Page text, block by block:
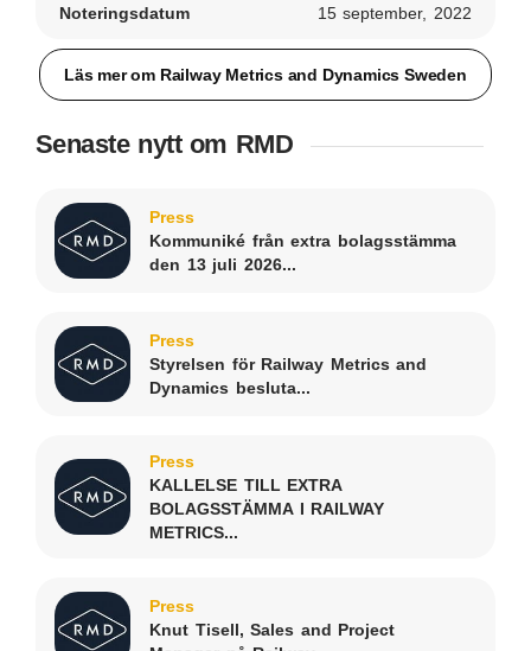
Noteringsdatum 15 september, 2022
Läs mer om Railway Metrics and Dynamics Sweden
Senaste nytt om RMD
Press
Kommuniké från extra bolagsstämma
den 13 juli 2026...
Press
Styrelsen för Railway Metrics and
Dynamics besluta...
Press
KALLELSE TILL EXTRA
BOLAGSSTÄMMA I RAILWAY
METRICS...
Press
Knut Tisell, Sales and Project